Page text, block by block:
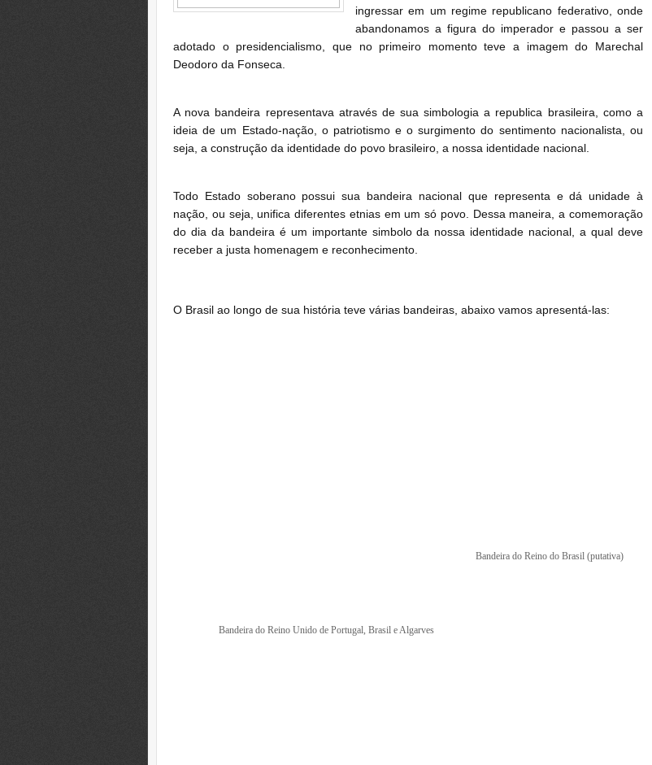
ingressar em um regime republicano federativo, onde
abandonamos a figura do imperador e passou a ser
adotado o presidencialismo, que no primeiro momento teve a imagem do Marechal
Deodoro da Fonseca.
A nova bandeira representava através de sua simbologia a republica brasileira, como a
ideia de um Estado-nação, o patriotismo e o surgimento do sentimento nacionalista, ou
seja, a construção da identidade do povo brasileiro, a nossa identidade nacional.
Todo Estado soberano possui sua bandeira nacional que representa e dá unidade à
nação, ou seja, unifica diferentes etnias em um só povo. Dessa maneira, a comemoração
do dia da bandeira é um importante simbolo da nossa identidade nacional, a qual deve
receber a justa homenagem e reconhecimento.
O Brasil ao longo de sua história teve várias bandeiras, abaixo vamos apresentá-las:
Bandeira do Reino Unido de Portugal, Brasil e Algarves
Bandeira do Reino do Brasil (putativa)